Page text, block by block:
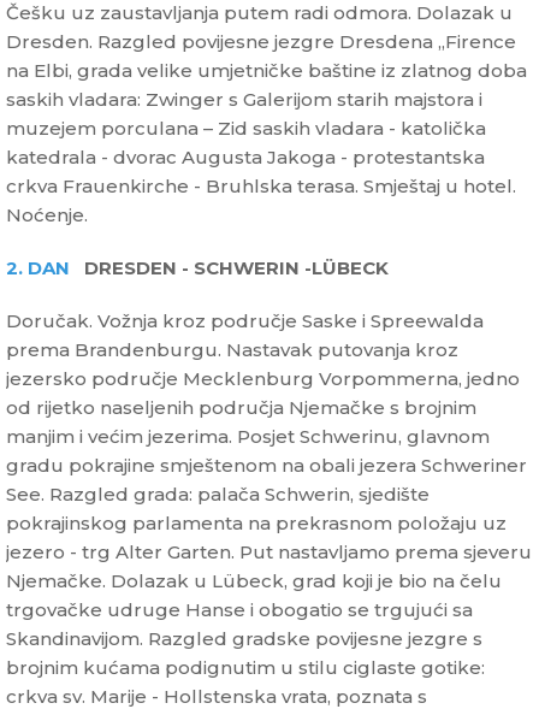
Češku uz zaustavljanja putem radi odmora. Dolazak u
Dresden. Razgled povijesne jezgre Dresdena „Firence
na Elbi, grada velike umjetničke baštine iz zlatnog doba
saskih vladara: Zwinger s Galerijom starih majstora i
muzejem porculana – Zid saskih vladara - katolička
katedrala - dvorac Augusta Jakoga - protestantska
crkva Frauenkirche - Bruhlska terasa. Smještaj u hotel.
Noćenje.
2. DAN DRESDEN - SCHWERIN -LÜBECK
Doručak. Vožnja kroz područje Saske i Spreewalda
prema Brandenburgu. Nastavak putovanja kroz
jezersko područje Mecklenburg Vorpommerna, jedno
od rijetko naseljenih područja Njemačke s brojnim
manjim i većim jezerima. Posjet Schwerinu, glavnom
gradu pokrajine smještenom na obali jezera Schweriner
See. Razgled grada: palača Schwerin, sjedište
pokrajinskog parlamenta na prekrasnom položaju uz
jezero - trg Alter Garten. Put nastavljamo prema sjeveru
Njemačke. Dolazak u Lübeck, grad koji je bio na čelu
trgovačke udruge Hanse i obogatio se trgujući sa
Skandinavijom. Razgled gradske povijesne jezgre s
brojnim kućama podignutim u stilu ciglaste gotike:
crkva sv. Marije - Hollstenska vrata, poznata s